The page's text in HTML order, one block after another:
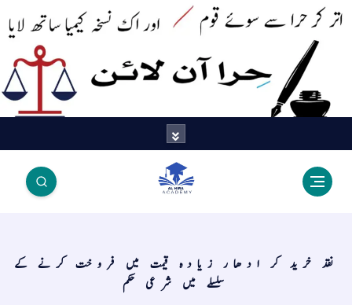
اک نسخہ کیمیا ساتھ لایا
نقد خرید کر ادھار زیادہ قیمت میں فروخت کرنے کے
سلسلے میں شرعی حکم